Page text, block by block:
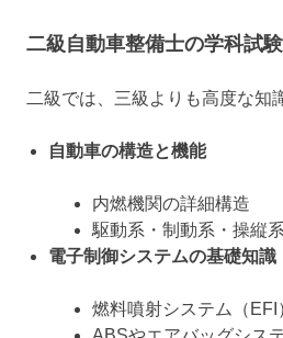
二級自動車整備士の学科試
二級では、三級よりも高度な知
自動車の構造と機能
内燃機関の詳細構造
駆動系・制動系・操縦
電子制御システムの基礎知識
燃料噴射システム（EFI